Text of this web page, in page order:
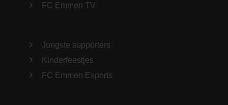
FC Emmen TV
Jongste supporters
Kinderfeestjes
FC Emmen Esports